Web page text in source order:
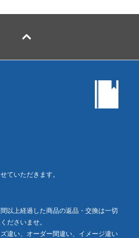
ていただきます。
以上経過した商品の返品・交換は一切
ださいませ。
違い、オーダー間違い、イメージ違い